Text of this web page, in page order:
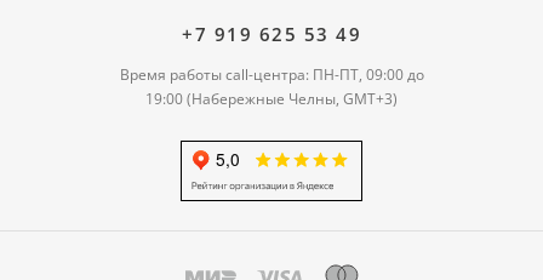
+7 919 625 53 49
Время работы call-центра: ПН-ПТ, 09:00 до
19:00 (Набережные Челны, GMT+3)